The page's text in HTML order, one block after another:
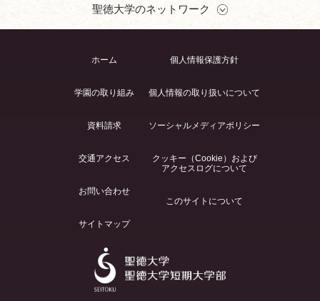
聖徳大学のネットワーク
ホーム
学園の取り組み
資料請求
交通アクセス
お問い合わせ
サイトマップ
個人情報保護方針
個人情報の取り扱いについて
ソーシャルメディアポリシー
クッキー（Cookie）および
アクセスログについて
このサイトについて